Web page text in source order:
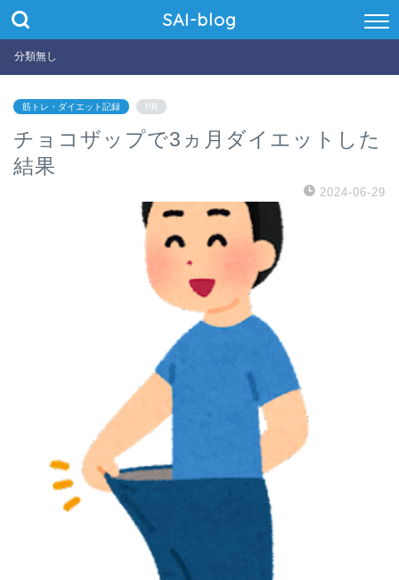
SAI-blog
分類無し
筋トレ・ダイエット記録 PR
チョコザップで3ヵ月ダイエットした
結果
2024-06-29